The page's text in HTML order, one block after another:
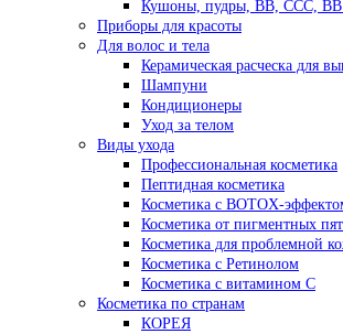
Кушоны, пудры, ВВ, ССС, ВВ
Приборы для красоты
Для волос и тела
Керамическая расческа для
Шампуни
Кондиционеры
Уход за телом
Виды ухода
Профессиональная косметика
Пептидная косметика
Косметика с BOTOX-
Косметика от пигментных
Косметика для проблемной
Косметика с Ретинолом
Косметика с витамином С
Косметика по странам
КОРЕЯ